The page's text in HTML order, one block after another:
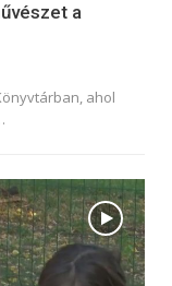
a
ahol